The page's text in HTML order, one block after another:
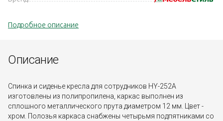
Подробное описание
Описание
Спинка и сиденье кресла для сотрудников HY-252A
изготовлены из полипропилена, каркас выполнен из
сплошного металлического прута диаметром 12 мм. Цвет -
хром. Полозья каркаса снабжены четырьмя подпятниками со